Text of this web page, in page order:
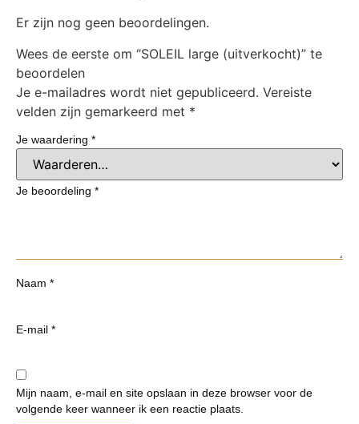
Er zijn nog geen beoordelingen.
Wees de eerste om “SOLEIL large (uitverkocht)” te
beoordelen
Je e-mailadres wordt niet gepubliceerd. Vereiste
velden zijn gemarkeerd met *
Je waardering *
Je beoordeling *
Naam *
E-mail *
Mijn naam, e-mail en site opslaan in deze browser voor de
volgende keer wanneer ik een reactie plaats.